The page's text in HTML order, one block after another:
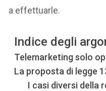
a effettuarle.
Indice degli
Telemarketing solo
La proposta di legge
I casi diversi della